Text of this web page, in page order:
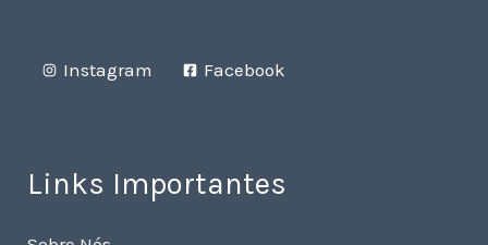
Instagram Facebook
Links Importantes